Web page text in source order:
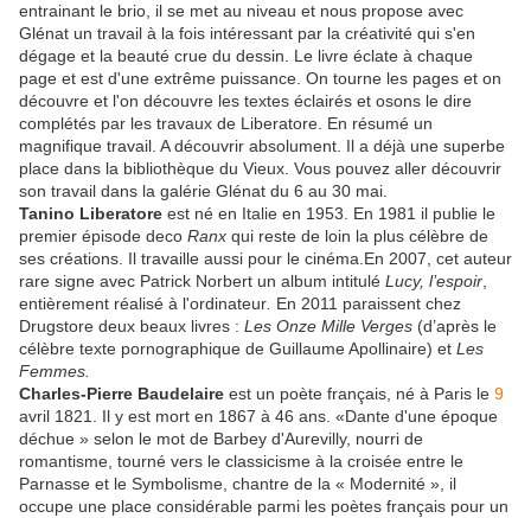
entrainant le brio, il se met au niveau et nous propose avec
Glénat un travail à la fois intéressant par la créativité qui s'en
dégage et la beauté crue du dessin. Le livre éclate à chaque
page et est d'une extrême puissance. On tourne les pages et on
découvre et l'on découvre les textes éclairés et osons le dire
complétés par les travaux de Liberatore. En résumé un
magnifique travail. A découvrir absolument. Il a déjà une superbe
place dans la bibliothèque du Vieux. Vous pouvez aller découvrir
son travail dans la galérie Glénat du 6 au 30 mai.
Tanino Liberatore est né en Italie en 1953. En 1981 il publie le
premier épisode deco Ranx qui reste de loin la plus célèbre de
ses créations. Il travaille aussi pour le cinéma.En 2007, cet auteur
rare signe avec Patrick Norbert un album intitulé Lucy, l’espoir
entièrement réalisé à l'ordinateur En 2011 paraissent chez
Drugstore deux beaux livres : Les Onze Mille Verges (d’après le
célèbre texte pornographique de Guillaume Apollinaire) et Les
Femmes.
Charles-Pierre Baudelaire est un poète français, né à Paris le 9
avril 1821. Il y est mort en 1867 à 46 ans. «Dante d'une époque
déchue » selon le mot de Barbey d'Aurevilly, nourri de
romantisme, tourné vers le classicisme à la croisée entre le
Parnasse et le Symbolisme, chantre de la « Modernité », il
occupe une place considérable parmi les poètes français pour un